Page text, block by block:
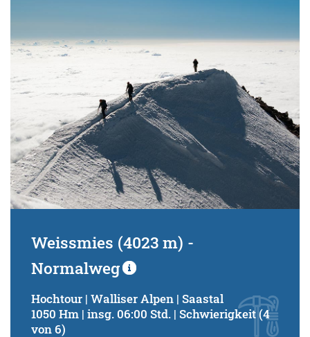
Weissmies (4023 m) -
Normalweg
Hochtour | Walliser Alpen | Saastal
1050 Hm | insg. 06:00 Std. | Schwierigkeit (4
von 6)